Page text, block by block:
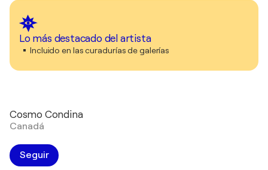
Lo más destacado del artista
Incluido en las curadurías de galerías
Cosmo Condina
Canadá
Seguir